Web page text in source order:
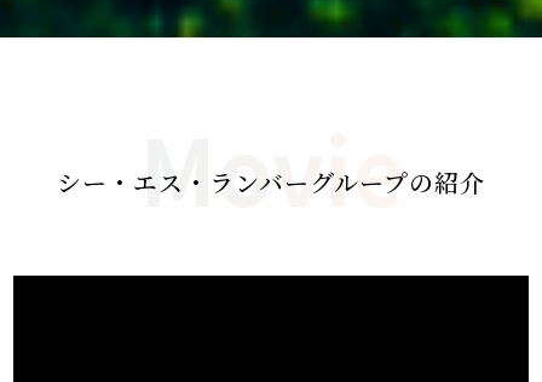
Movie
シー・エス・ランバーグループの紹介